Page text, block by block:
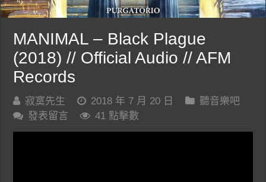
MANIMAL – Black Plague
(2018) // Official Audio // AFM
Records
寂寞先生 2018 年 7 月 20 日
聽音樂吧
發表留言
41 點擊數